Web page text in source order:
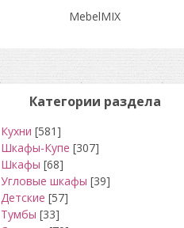
MebelMIX
Категории раздела
Кухни [581]
Шкафы-Купе [307]
Шкафы [68]
Угловые шкафы [39]
Детские [57]
Тумбы [33]